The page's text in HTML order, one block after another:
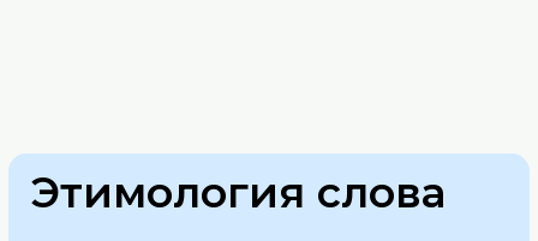
Этимология слова